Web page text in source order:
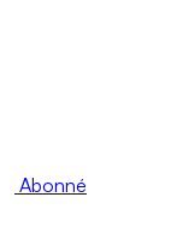
Abonné